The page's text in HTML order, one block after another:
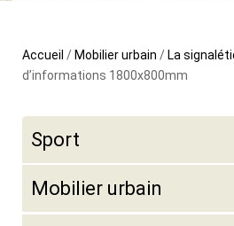
Accueil / Mobilier urbain / La
d’informations 1800x800mm
Sport
Mobilier urbain